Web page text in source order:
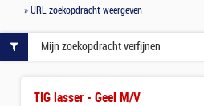
» URL zoekopdracht weergeven
TIG lasser - Geel M/V
Mijn zoekopdracht verfijnen